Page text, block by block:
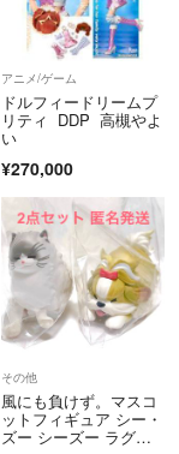
アニメ/ゲーム
ドルフィードリームプ
リティ DDP 高槻やよ
い
¥270,000
その他
風にも負けず。マスコ
ットフィギュア シー・
ズー シーズー ラグド